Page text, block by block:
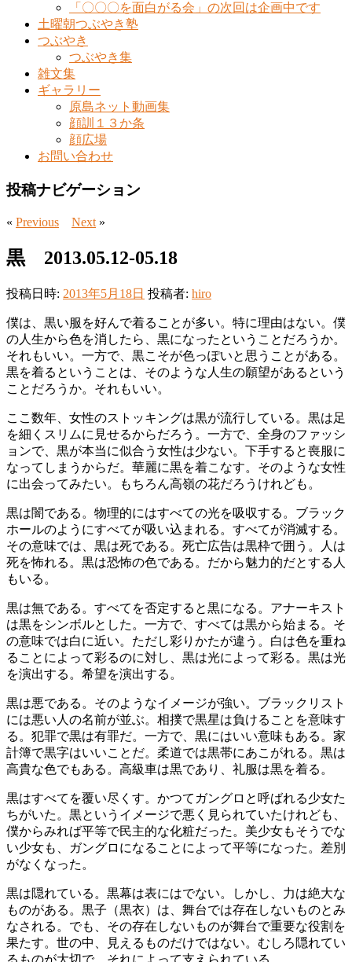
「〇〇〇を面白がる会」の次回は企画中です
土曜朝つぶやき塾
つぶやき
つぶやき集
雑文集
ギャラリー
原島ネット動画集
顔訓１３か条
顔広場
お問い合わせ
投稿ナビゲーション
« Previous Next »
黒 2013.05.12-05.18
投稿日時: 2013年5月18日 投稿者: hiro
僕は、黒い服を好んで着ることが多い。特に理由はない。僕
の人生から色を消したら、黒になったということだろうか。
それもいい。一方で、黒こそが色っぽいと思うことがある。
黒を着るということは、そのような人生の願望があるという
ことだろうか。それもいい。
ここ数年、女性のストッキングは黒が流行している。黒は足
を細くスリムに見せるからだろう。一方で、全身のファッシ
ョンで、黒が本当に似合う女性は少ない。下手すると喪服に
なってしまうからだ。華麗に黒を着こなす。そのような女性
に出会ってみたい。もちろん高嶺の花だろうけれども。
黒は闇である。物理的にはすべての光を吸収する。ブラック
ホールのようにすべてが吸い込まれる。すべてが消滅する。
その意味では、黒は死である。死亡広告は黒枠で囲う。人は
死を怖れる。黒は恐怖の色である。だから魅力的だとする人
もいる。
黒は無である。すべてを否定すると黒になる。アナーキスト
は黒をシンボルとした。一方で、すべては黒から始まる。そ
の意味では白に近い。ただし彩りかたが違う。白は色を重ね
ることによって彩るのに対し、黒は光によって彩る。黒は光
を演出する。希望を演出する。
黒は悪である。そのようなイメージが強い。ブラックリスト
には悪い人の名前が並ぶ。相撲で黒星は負けることを意味す
る。犯罪で黒は有罪だ。一方で、黒にはいい意味もある。家
計簿で黒字はいいことだ。柔道では黒帯にあこがれる。黒は
高貴な色でもある。高級車は黒であり、礼服は黒を着る。
黒はすべてを覆い尽くす。かつてガングロと呼ばれる少女た
ちがいた。黒というイメージで悪く見られていたけれども、
僕からみれば平等で民主的な化粧だった。美少女もそうでな
い少女も、ガングロになることによって平等になった。差別
がなくなった。
黒は隠れている。黒幕は表にはでない。しかし、力は絶大な
ものがある。黒子（黒衣）は、舞台では存在しないものとみ
なされる。でも、その存在しないものが舞台で重要な役割を
果たす。世の中、見えるものだけではない。むしろ隠れてい
るものが大切で、それによって支えられている。